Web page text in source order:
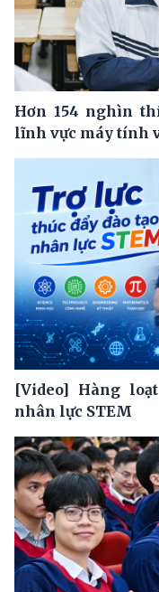
Hơn 154 nghìn
lĩnh vực máy tính
[Video] Hàng
nhân lực STEM